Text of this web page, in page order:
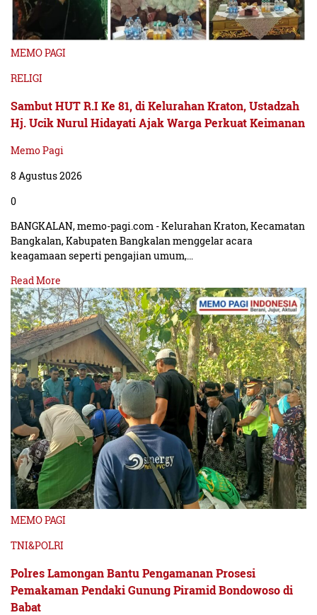
MEMO PAGI
RELIGI
Sambut HUT R.I Ke 81, di Kelurahan Kraton, Ustadzah
Hj. Ucik Nurul Hidayati Ajak Warga Perkuat Keimanan
Memo Pagi
8 Agustus 2026
0
BANGKALAN, memo-pagi.com - Kelurahan Kraton, Kecamatan
Bangkalan, Kabupaten Bangkalan menggelar acara
keagamaan seperti pengajian umum,…
Read More
MEMO PAGI
TNI&POLRI
Polres Lamongan Bantu Pengamanan Prosesi
Pemakaman Pendaki Gunung Piramid Bondowoso di
Babat